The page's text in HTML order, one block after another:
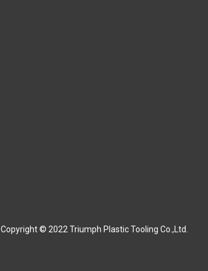
Copyright © 2022 Triumph Plastic Tooling Co.,Ltd.